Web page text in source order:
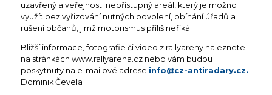
uzavřený a veřejnosti nepřístupný areál, který je možno
využít bez vyřizování nutných povolení, obíhání úřadů a
rušení občanů, jimž motorismus příliš neříká.
Bližší informace, fotografie či video z rallyareny naleznete
na stránkách www.rallyarena.cz nebo vám budou
poskytnuty na e-mailové adrese info@cz-antiradary.cz.
Dominik Čevela